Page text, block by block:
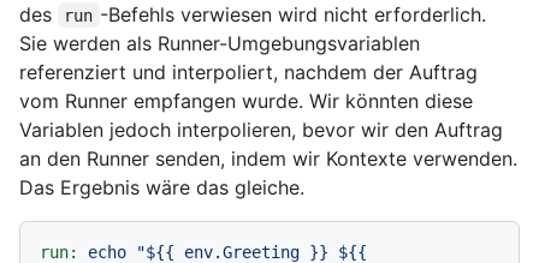
des
run -Befehls verwiesen wird nicht erforderlich.
Sie werden als Runner-Umgebungsvariablen
referenziert und interpoliert, nachdem der Auftrag
vom Runner empfangen wurde. Wir könnten diese
Variablen jedoch interpolieren, bevor wir den Auftrag
an den Runner senden, indem wir Kontexte verwenden.
Das Ergebnis wäre das gleiche.
run: echo "${{ env.Greeting }} ${{